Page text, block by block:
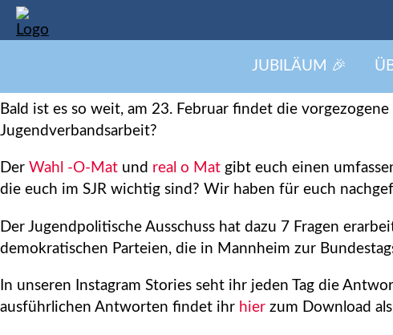
JUBILÄUM 🎉
7 Fragen zur vorgezogenen Bundestagswahl am
Bald ist es so weit, am 23. Februar findet die
Jugendverbandsarbeit?
Der Wahl -O-Mat und real o Mat gibt euch einen
die euch im SJR wichtig sind? Wir haben für euch
Der Jugendpolitische Ausschuss hat dazu 7 Fragen
demokratischen Parteien, die in Mannheim zur
In unseren Instagram Stories seht ihr jeden Tag die
ausführlichen Antworten findet ihr hier zum Download als